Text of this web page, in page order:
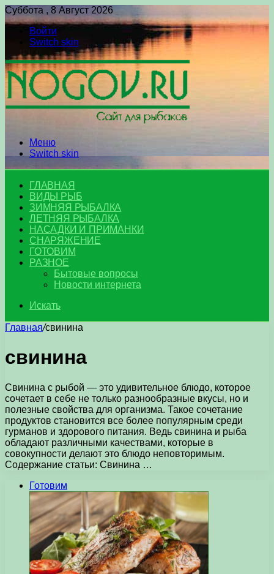
Суббота , 8 Август 2026
Войти
Switch skin
Меню
Switch skin
ГЛАВНАЯ
ВИДЫ РЫБ
ЗИМНЯЯ РЫБАЛКА
ЛЕТНЯЯ РЫБАЛКА
НАСАДКИ И ПРИМАНКИ
СНАРЯЖЕНИЕ
ГОТОВИМ
РАЗНОЕ
Бытовые вопросы
Новости интернета
Искать
Главная/свинина
свинина
Свинина с рыбой — это удивительное блюдо, которое
сочетает в себе не только разнообразные вкусы, но и
полезные свойства для организма. Такое сочетание
продуктов становится все более популярным среди
гурманов и здорового питания. Ведь свинина и рыба
обладают различными качествами, которые в
совокупности делают это блюдо неповторимым.
Содержание статьи: Свинина …
Готовим